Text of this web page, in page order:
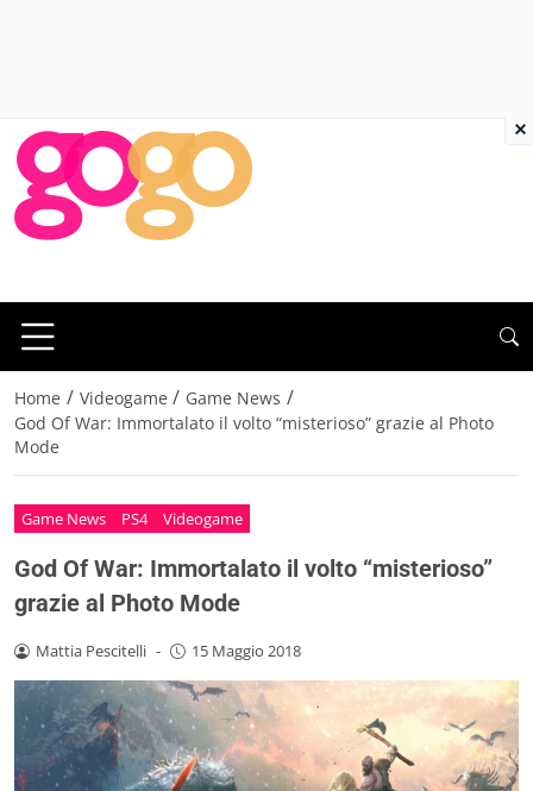
Home / Videogame / Game News /
God Of War: Immortalato il volto “misterioso” grazie al Photo
Mode
Game News PS4 Videogame
God Of War: Immortalato il volto “misterioso”
grazie al Photo Mode
Mattia Pescitelli - 15 Maggio 2018
×